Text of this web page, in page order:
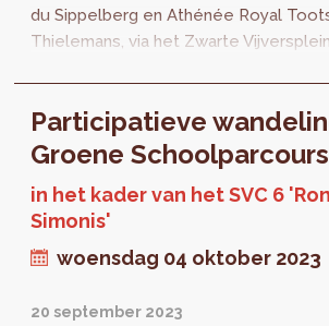
du Sippelberg en Athénée Royal
Thielemans, via het Zwarte
inwoners erop vooruit gaan. Een
proces werd opgezet om hun ideeën
van de leerlingen te verzamelen.
Participatieve
Groene Schoolparcours
in het kader van het SVC 6
Simonis'
woensdag 04 oktober 2023
20 september 2023